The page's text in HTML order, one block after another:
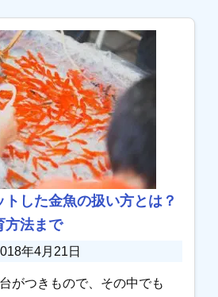
した金魚の扱い方とは？
方法まで
年4月21日
がつきもので、その中でも